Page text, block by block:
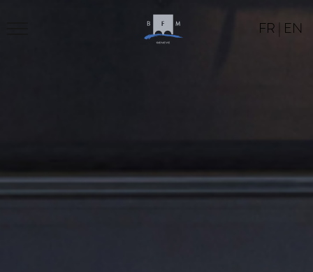
FR | EN